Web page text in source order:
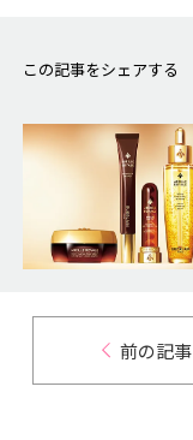
この記事をシェアする
前の記事